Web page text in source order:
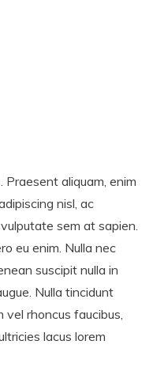
Praesent aliquam, enim
nisl, ac
sem at sapien.
eu enim. Nulla nec
suscipit nulla in
Nulla tincidunt
vel rhoncus faucibus,
lacus lorem